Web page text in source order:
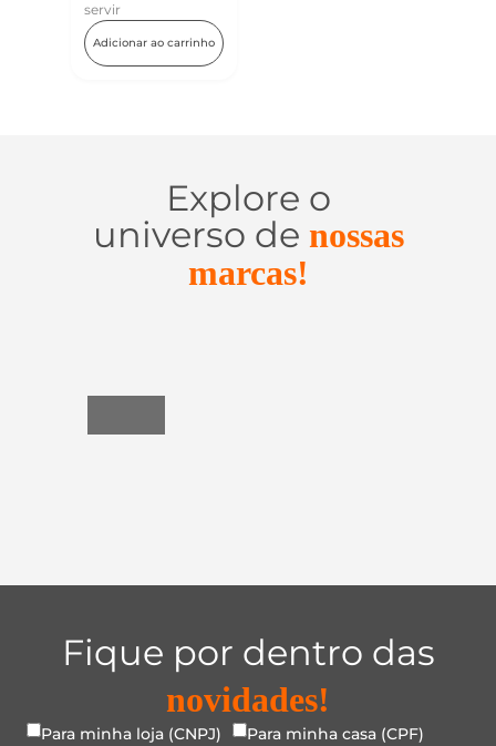
servir
Adicionar ao carrinho
Explore o
universo de nossas
marcas!
Fique por dentro das
novidades!
Para minha loja (CNPJ) Para minha casa (CPF)